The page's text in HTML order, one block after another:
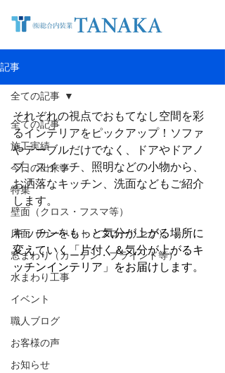
記事
全ての記事
施工実績
今日の出来事
特集
壁面（クロス・フスマ等）
床面（カーペット・フローリング）
窓まわり（カーテン・ブラインド等）
水まわり工事
イベント
職人ブログ
お客様の声
お知らせ
全ての記事
それぞれの視点でおもてなし空間を彩
るインテリアをピックアップ！ソファ
やテーブルだけでなく、ドアやドアノ
ブ、スイッチ、照明などの小物から、
お洒落なキッチン、洗面などもご紹介
します。
キッチンをもっと気分が上がる場所に
変えていく「片付く＆気分が上がるキ
ッチンインテリア」をお届けします。